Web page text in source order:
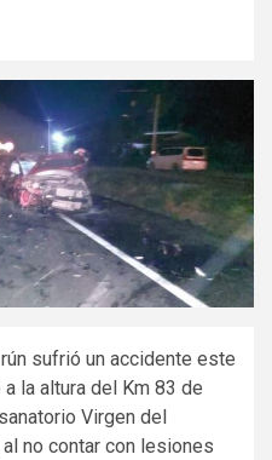
sufrió un accidente este
la altura del Km 83 de
Virgen del
no contar con lesiones